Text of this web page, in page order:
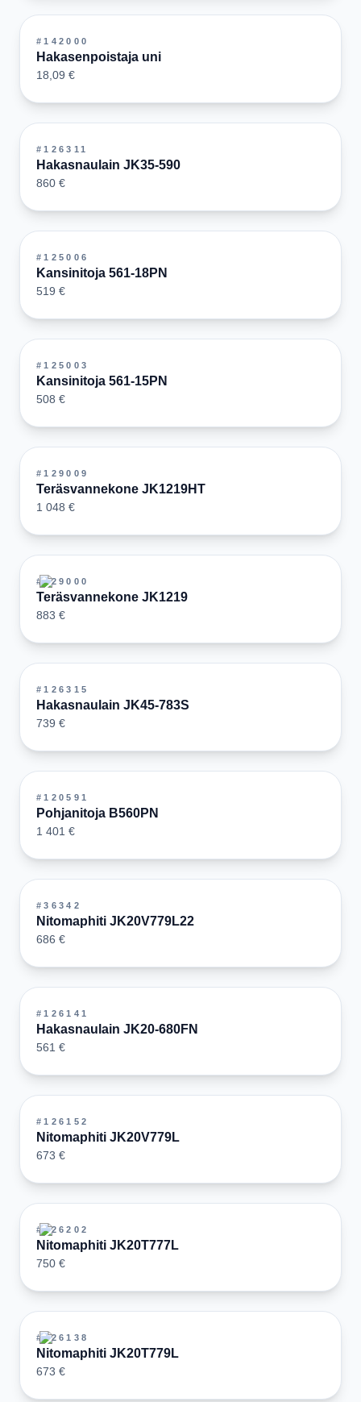
#142000
Hakasenpoistaja uni
18,09 €
#126311
Hakasnaulain JK35-590
860 €
#125006
Kansinitoja 561-18PN
519 €
#125003
Kansinitoja 561-15PN
508 €
#129009
Teräsvannekone JK1219HT
1 048 €
#129000
Teräsvannekone JK1219
883 €
#126315
Hakasnaulain JK45-783S
739 €
#120591
Pohjanitoja B560PN
1 401 €
#36342
Nitomaphiti JK20V779L22
686 €
#126141
Hakasnaulain JK20-680FN
561 €
#126152
Nitomaphiti JK20V779L
673 €
#126202
Nitomaphiti JK20T777L
750 €
#126138
Nitomaphiti JK20T779L
673 €